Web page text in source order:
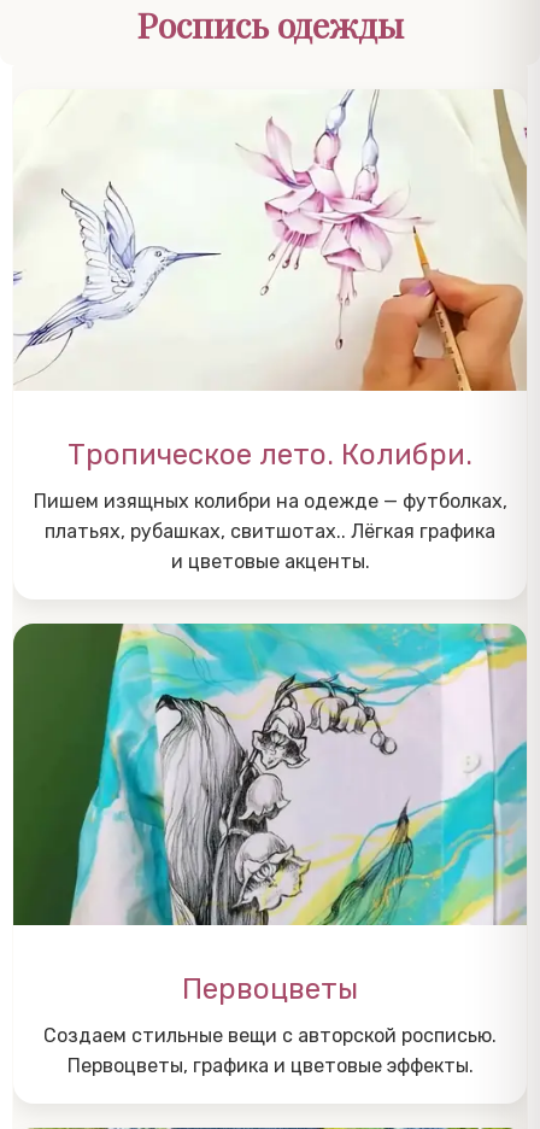
Роспись одежды
Тропическое лето. Колибри.
Пишем изящных колибри на одежде — футболках,
платьях, рубашках, свитшотах.. Лёгкая графика
и цветовые акценты.
Первоцветы
Создаем стильные вещи с авторской росписью.
Первоцветы, графика и цветовые эффекты.